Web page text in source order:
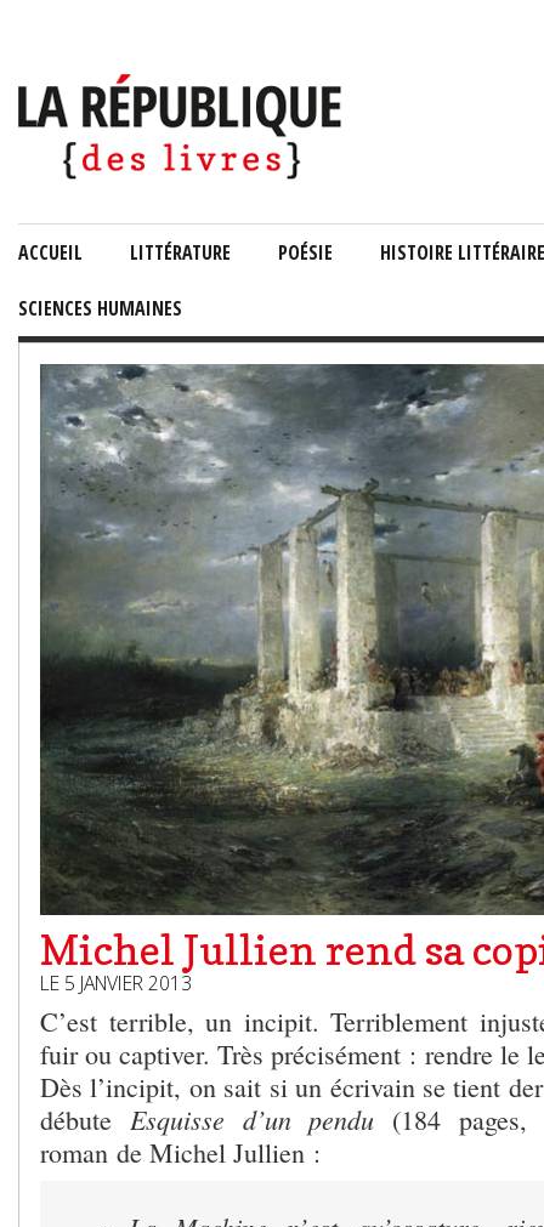
ACCUEIL LITTÉRATURE POÉSIE HISTOIRE LITTÉRAIRE
SCIENCES HUMAINES
Michel Jullien rend sa
LE 5 JANVIER 2013
C’est terrible, un incipit. Terriblement
fuir ou captiver. Très précisément : rendre le
Dès l’incipit, on sait si un écrivain se tient
débute Esquisse d’un pendu (184
roman de Michel Jullien :